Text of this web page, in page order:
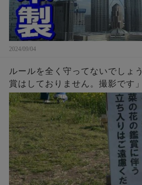
2024/09/04
ルールを全く守ってないでしょ
賞はしておりません。撮影です」